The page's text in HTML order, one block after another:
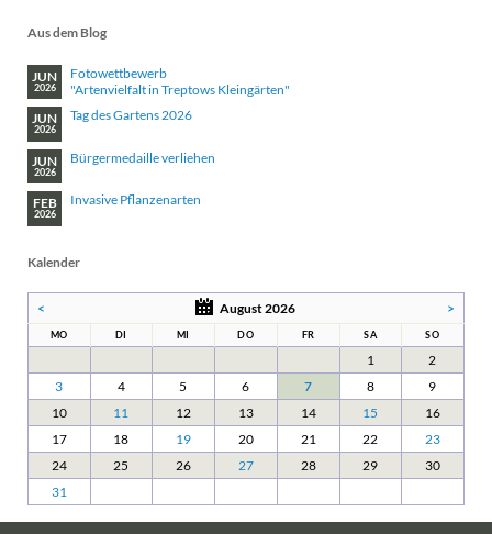
Aus dem Blog
JUN
2026
Fotowettbewerb
"Artenvielfalt in Treptows Kleingärten"
JUN
2026
Tag des Gartens 2026
JUN
2026
Bürgermedaille verliehen
FEB
2026
Invasive Pflanzenarten
Kalender
< August 2026 >
MO DI MI DO FR SA SO
1
2
3
4 5 6 7 8
9
10
11 12 13 14 15
16
17
18 19 20 21 22
23
24
25 26 27 28 29
30
31